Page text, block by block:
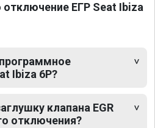
ЕГР Seat Ibiza
Ibiza 6P?
клапана EGR
отключения?